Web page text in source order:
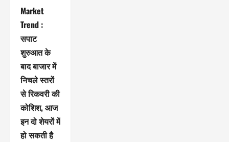
Market
Trend :
सपाट
शुरुआत के
बाद बाजार में
निचले स्तरों
से रिकवरी की
कोशिश, आज
इन दो शेयरों में
हो सकती है